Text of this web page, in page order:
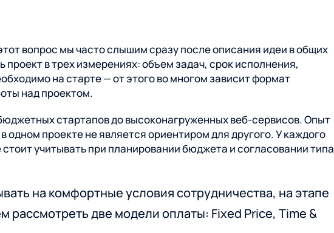
проектирование,
вопрос мы часто слышим сразу после описания идеи в общих
проект в трех измерениях: объем задач, срок исполнения,
на старте — от этого во многом зависит формат
над проектом.
стартапов до высоконагруженных веб-сервисов. Опыт
одном проекте не является ориентиром для другого. У каждого
учитывать при планировании бюджета и согласовании типа
на комфортные условия сотрудничества, на этапе
рассмотреть две модели оплаты: Fixed Price, Time &